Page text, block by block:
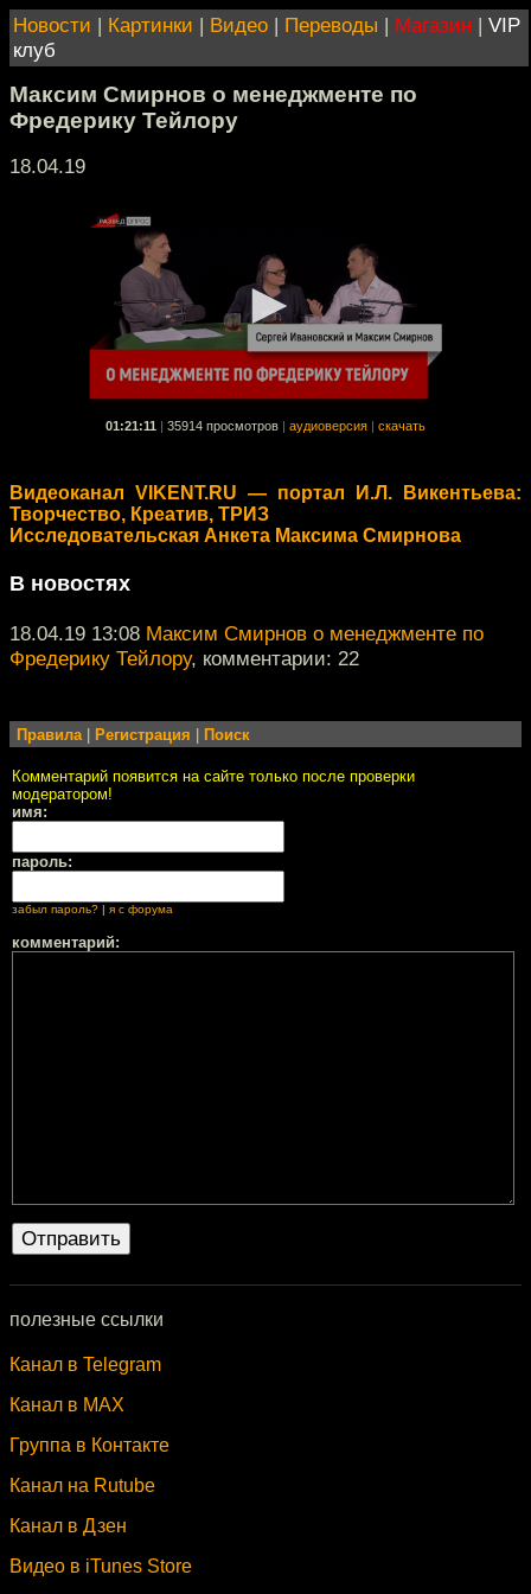
Новости | Картинки | Видео | Переводы | Магазин | VIP
клуб
Максим Смирнов о менеджменте по
Фредерику Тейлору
18.04.19
01:21:11 35914 просмотров аудиоверсия скачать
Видеоканал VIKENT.RU — портал И.Л. Викентьева:
Творчество, Креатив, ТРИЗ
Исследовательская Анкета Максима Смирнова
В новостях
18.04.19 13:08 Максим Смирнов о менеджменте по
Фредерику Тейлору, комментарии: 22
Правила| Регистрация Поиск
Комментарий появится на сайте только после проверки
модератором!
имя:
пароль:
забыл пароль? я с форума
комментарий:
полезные ссылки
Канал в Telegram
Канал в MAX
Группа в Контакте
Канал на Rutube
Канал в Дзен
Видео в iTunes Store